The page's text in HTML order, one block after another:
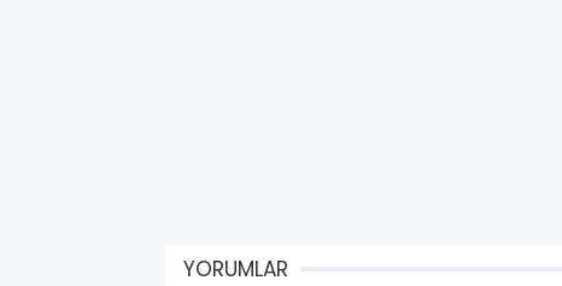
YORUMLAR